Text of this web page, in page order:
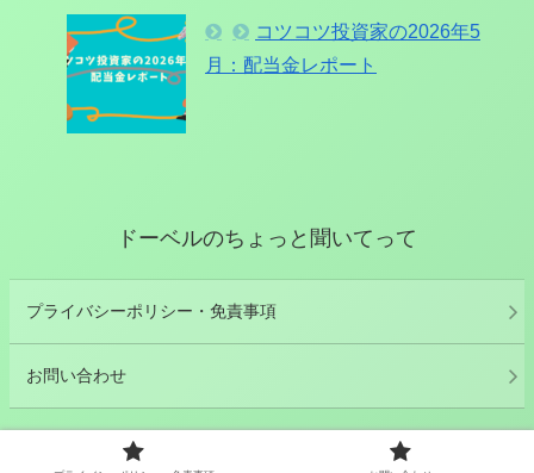
コツコツ投資家の2026年5
月：配当金レポート
ドーベルのちょっと聞いてって
プライバシーポリシー・免責事項
お問い合わせ
© 2022 ドーベルのちょっと聞いてって.